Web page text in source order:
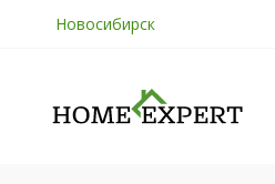
Новосибирск